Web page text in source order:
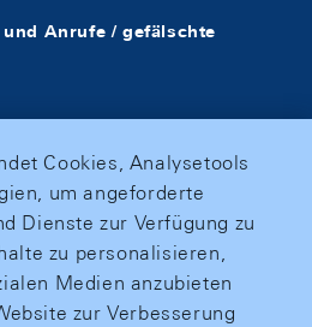
Anrufe / gefälschte
Cookies, Analysetools
um angeforderte
Dienste zur Verfügung zu
zu personalisieren,
Medien anzubieten
zur Verbesserung